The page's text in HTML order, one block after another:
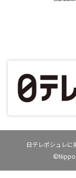
日テレポシュレに